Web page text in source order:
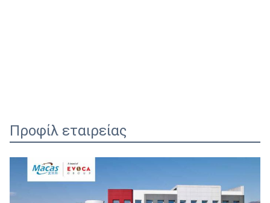
Προφίλ εταιρείας